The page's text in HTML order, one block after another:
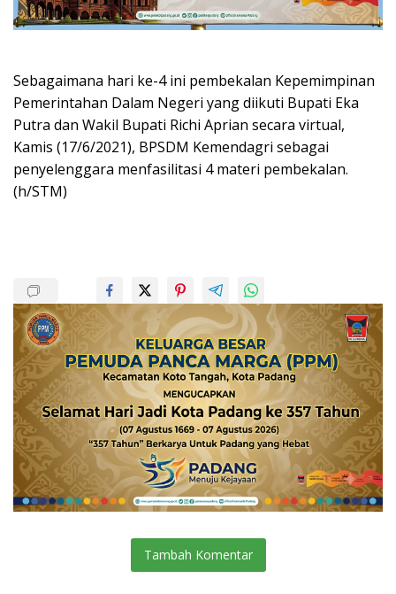
Sebagaimana hari ke-4 ini pembekalan Kepemimpinan
Pemerintahan Dalam Negeri yang diikuti Bupati Eka
Putra dan Wakil Bupati Richi Aprian secara virtual,
Kamis (17/6/2021), BPSDM Kemendagri sebagai
penyelenggara menfasilitasi 4 materi pembekalan.
(h/STM)
Tambah Komentar